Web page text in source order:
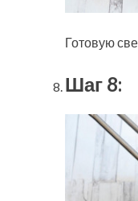
Готовую
Шаг 8: